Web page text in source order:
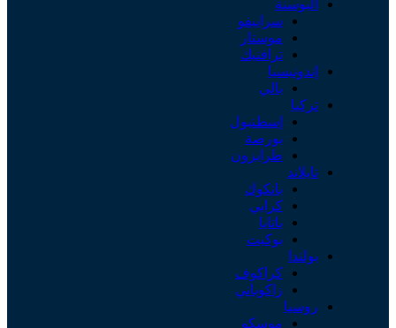
البوسنة
سراييفو
موستار
ترافنيك
إندونيسيا
بالي
تركيا
إسطنبول
بورصة
طرابزون
تايلاند
بانكوك
كرابي
باتايا
بوكيت
بولندا
كراكوف
زاكوباني
روسيا
موسكو